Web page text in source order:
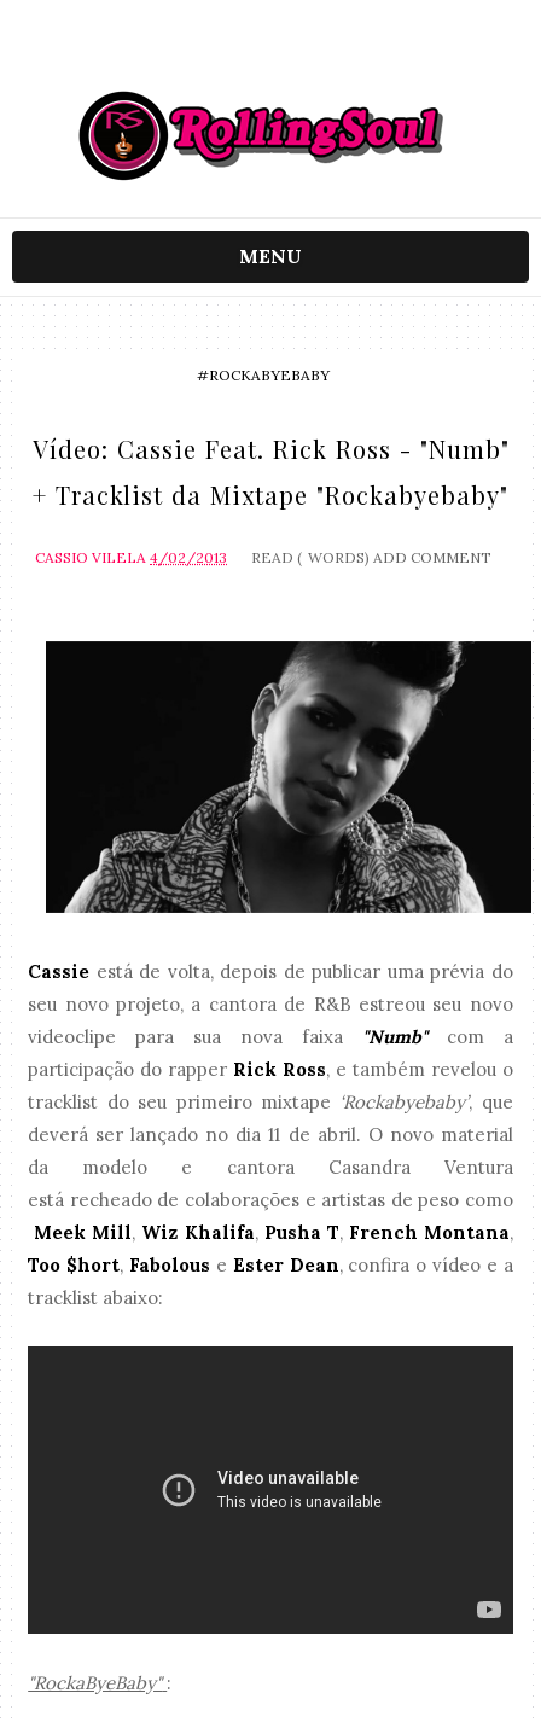
MENU
#ROCKABYEBABY
Vídeo: Cassie Feat. Rick Ross - "Numb"
+ Tracklist da Mixtape "Rockabyebaby"
CASSIO VILELA 4/02/2013 READ ( WORDS) ADD COMMENT
Cassie está de volta, depois de publicar uma prévia do
seu novo projeto, a cantora de R&B estreou seu novo
videoclipe para sua nova faixa
"Numb"com a
participação do rapper Rick Ross, e também revelou o
tracklist do seu primeiro mixtape ‘Rockabyebaby’, que
deverá ser lançado no dia 11 de abril. O novo material
da modelo e cantora Casandra Ventura
está recheado de colaborações e artistas de peso como
Meek Mill, Wiz Khalifa, Pusha T, French Montana,
Too $hort, Fabolous e Ester Dean, confira o vídeo e a
tracklist abaixo:
"RockaByeBaby" :